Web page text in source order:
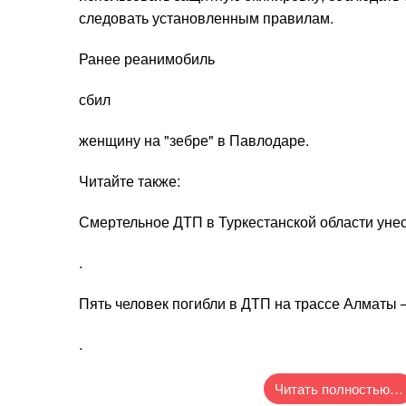
следовать установленным правилам.
Ранее реанимобиль
сбил
женщину на "зебре" в Павлодаре.
Читайте также:
Смертельное ДТП в Туркестанской области
.
Пять человек погибли в ДТП на трассе Алматы
.
Читать полностью…